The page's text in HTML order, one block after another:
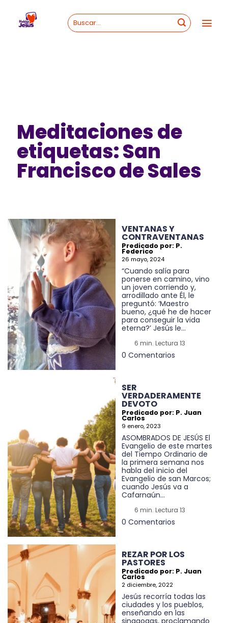
content
Meditaciones de
etiquetas: San
Francisco de Sales
VENTANAS Y
CONTRAVENTANAS
Predicado por: P.
Federico
26 mayo, 2024
“Cuando salía para
ponerse en camino, vino
un joven corriendo y,
arrodillado ante Él, le
preguntó: ‘Maestro
bueno, ¿qué he de hacer
para conseguir la vida
eterna?’ Jesús le...
6 min. Lectura 13
0 Comentarios
SER
VERDADERAMENTE
DEVOTO
Predicado por: P. Juan
Carlos
9 enero, 2023
ASOMBRADOS DE JESÚS El
Evangelio de este martes
del Tiempo Ordinario de
la primera semana nos
habla del inicio del
Evangelio de san Marcos;
cuando Jesús va a
Cafarnaún...
6 min. Lectura 13
0 Comentarios
REZAR POR LOS
PASTORES
Predicado por: P. Juan
Carlos
2 diciembre, 2022
Jesús recorría todas las
ciudades y los pueblos,
enseñando en las